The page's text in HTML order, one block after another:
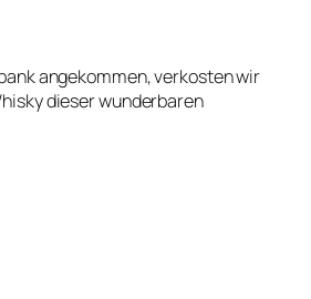
angekommen, verkosten wir
dieser wunderbaren